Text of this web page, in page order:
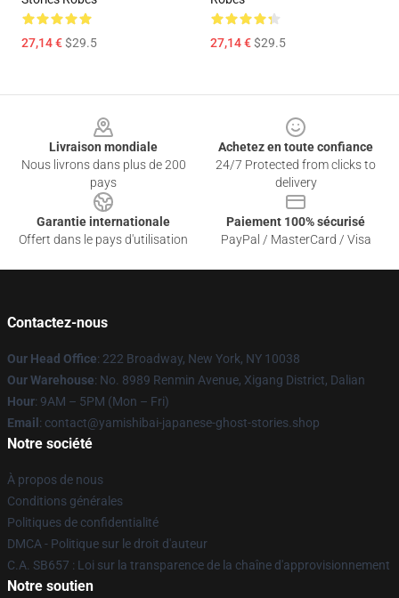
27,14 €$29.5 27,14 €$29.5
Livraison mondiale
Nous livrons dans plus de 200
pays
Achetez en toute confiance
24/7 Protected from clicks to
delivery
Garantie internationale
Offert dans le pays d'utilisation
Paiement 100% sécurisé
PayPal / MasterCard / Visa
Contactez-nous
Our Head Office: 222 Broadway, New York, NY 10038
Our Warehouse: No. 8989 Renmin Avenue, Xigang District, Dalian
Hour: 9AM – 5PM (Mon – Fri)
Email : contact@yamishibai-japanese-ghost-stories.shop
Notre société
À propos de nous
Conditions générales
Politiques de confidentialité
DMCA - Politique sur le droit d'auteur
C.A. SB657 : Loi sur la transparence de la chaîne d'approvisionnement
Notre soutien